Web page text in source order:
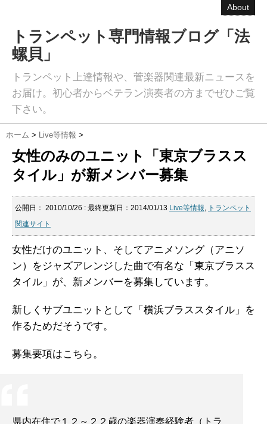
About
トランペット専門情報ブログ「法
螺貝」
トランペット上達情報や、菅楽器関連最新ニュースを
お届け。初心者からベテラン演奏者の方までぜひご覧
下さい。
ホーム > Live等情報 >
女性のみのユニット「東京ブラスス
タイル」が新メンバー募集
公開日： 2010/10/26 : 最終更新日：2014/01/13 Live等情報, トランペット
関連サイト
女性だけのユニット、そしてアニメソング（アニソ
ン）をジャズアレンジした曲で有名な「東京ブラスス
タイル」が、新メンバーを募集しています。
新しくサブユニットとして「横浜ブラススタイル」を
作るためだそうです。
募集要項はこちら。
県内在住で１２～２２歳の楽器演奏経験者（トラ